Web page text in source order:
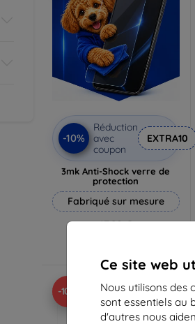
Ce site web
Nous utilisons des
sont essentiels au
d'autres nous
-10%
Réduction
avec
coupon
EXTRA10
3mk Anti-Shock verre de
protection
Fabriqué sur mesure
17,90 €
En stock > 5 pièces
-10%